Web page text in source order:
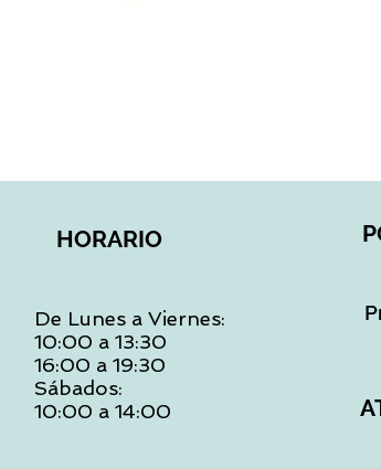
HORARIO
De Lunes a Viernes:
10:00 a 13:30
16:00 a 19:30
Sábados:
10:00 a 14:00